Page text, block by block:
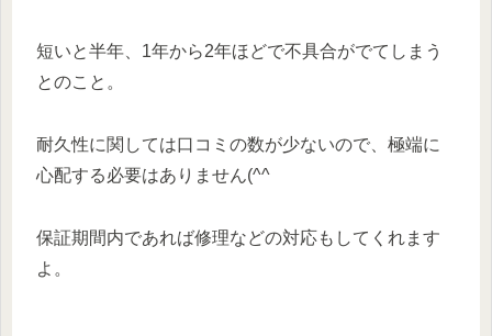
短いと半年、1年から2年ほどで不具合がでてしまう
とのこと。
耐久性に関しては口コミの数が少ないので、極端に
心配する必要はありません(^^
保証期間内であれば修理などの対応もしてくれます
よ。